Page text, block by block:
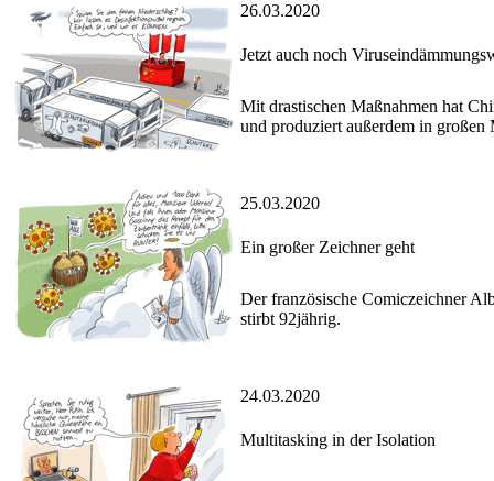
26.03.2020
Jetzt auch noch
Mit drastischen Maßnahmen hat
und produziert außerdem in
25.03.2020
Ein großer Zeichner geht
Der französische Comiczeichner
stirbt 92jährig.
24.03.2020
Multitasking in der Isolation